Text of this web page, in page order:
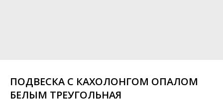
ПОДВЕСКА С КАХОЛОНГОМ ОПАЛОМ
БЕЛЫМ ТРЕУГОЛЬНАЯ